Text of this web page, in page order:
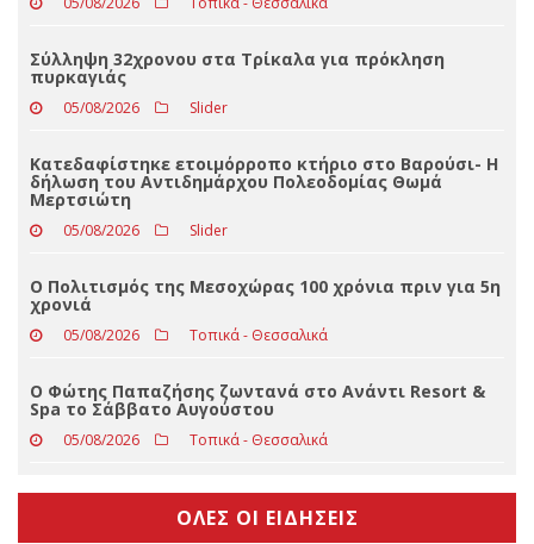
Με βαριά καρδιά αποχαιρετά τον ΣΥΡΙΖΑ ο Δημήτρης
Παρθένης
05/08/2026 Τοπικά - Θεσσαλικά
Σύλληψη 32χρονου στα Τρίκαλα για πρόκληση
πυρκαγιάς
05/08/2026
δήλωση του Αντιδημάρχου Πολεοδομίας Θωμά
Μερτσιώτη
05/08/2026 Slider
Ο Πολιτισμός της Μεσοχώρας 100 χρόνια πριν για 5η
χρονιά
05/08/2026 Τοπικά - Θεσσαλικά
Ο Φώτης Παπαζήσης ζωντανά στο Ανάντι Resort &
Spa το Σάββατο Αυγούστου